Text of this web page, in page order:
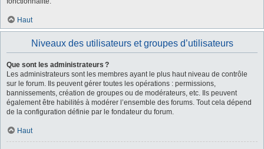
Haut
Niveaux des utilisateurs et groupes d’utilisateurs
Que sont les administrateurs ?
Les administrateurs sont les membres ayant le plus haut niveau de contrôle
sur le forum. Ils peuvent gérer toutes les opérations : permissions,
bannissements, création de groupes ou de modérateurs, etc. Ils peuvent
également être habilités à modérer l’ensemble des forums. Tout cela dépend
de la configuration définie par le fondateur du forum.
Haut